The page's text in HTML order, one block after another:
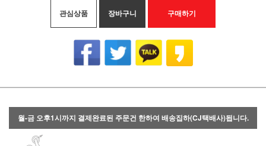
관심상품 장바구니 구매하기
월-금 오후1시까지 결제완료된 주문건 한하여 배송집하(CJ택배사)됩니다.